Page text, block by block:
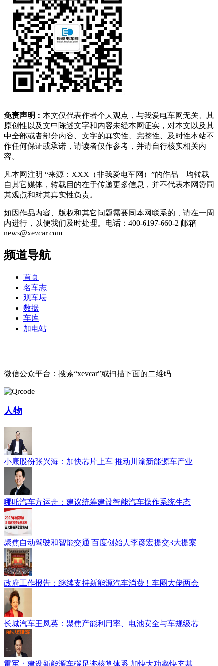
免责声明： 本文仅代表作者个人观点，与我爱电车网无关。其
原创性以及文中陈述文字和内容未经本网证实，对本文以及其
中全部或者部分内容、文字的真实性、完整性、及时性本站不
作任何保证或承诺，请读者仅作参考，并请自行核实相关内
容。
凡本网注明 “来源：XXX（非我爱电车网）”的作品，均转载
自其它媒体，转载目的在于传递更多信息，并不代表本网赞同
其观点和对其真实性负责。
如因作品内容、版权和其它问题需要同本网联系的，请在一周
内进行，以便我们及时处理。电话：400-6197-660-2 邮箱：
news@xevcar.com
频道导航
首页
名车志
观车坛
数据
车库
加电站
微信公众平台：搜索“xevcar”或扫描下面的二维码
人物
小康股份张兴海：加快芯片上车 推动川渝新能源车产业
哪吒汽车方运舟：建议统筹建设智能汽车操作系统生态
聚焦自动驾驶和智能交通 百度创始人李彦宏提交3大提案
政府工作报告：继续支持新能源汽车消费！车圈大佬两会
长城汽车王凤英：聚焦产能利用率、电池安全与车规级芯
雷军：建设新能源车碳足迹核算体系 加快大功率快充基